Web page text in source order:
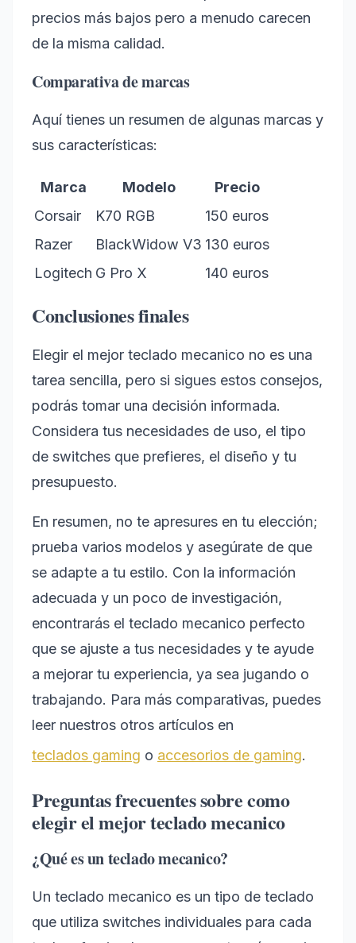
precios más bajos pero a menudo carecen
de la misma calidad.
Comparativa de marcas
Aquí tienes un resumen de algunas marcas y
sus características:
Marca Modelo
Precio
Corsair
K70 RGB
150 euros
Razer
BlackWidow V3 130 euros
Logitech G Pro X 140 euros
Conclusiones finales
Elegir el mejor teclado mecanico no es una
tarea sencilla, pero si sigues estos consejos,
podrás tomar una decisión informada.
Considera tus necesidades de uso, el tipo
de switches que prefieres, el diseño y tu
presupuesto.
En resumen, no te apresures en tu elección;
prueba varios modelos y asegúrate de que
se adapte a tu estilo. Con la información
adecuada y un poco de investigación,
encontrarás el teclado mecanico perfecto
que se ajuste a tus necesidades y te ayude
a mejorar tu experiencia, ya sea jugando o
trabajando. Para más comparativas, puedes
leer nuestros otros artículos en
teclados gaming o accesorios de gaming.
Preguntas frecuentes sobre como
elegir el mejor teclado mecanico
¿Qué es un teclado mecanico?
Un teclado mecanico es un tipo de teclado
que utiliza switches individuales para cada